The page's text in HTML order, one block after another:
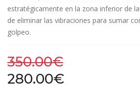
estratégicamente en la zona inferior de
de eliminar las vibraciones para sumar
golpeo.
350.00€
280.00€